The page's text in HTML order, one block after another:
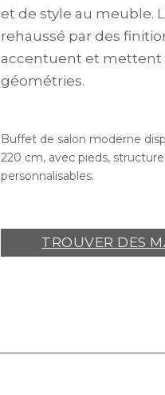
et de style au meuble.
rehaussé par des
accentuent et mettent
géométries.
Buffet de salon moderne
220 cm, avec pieds,
personnalisables.
TROUVER DES